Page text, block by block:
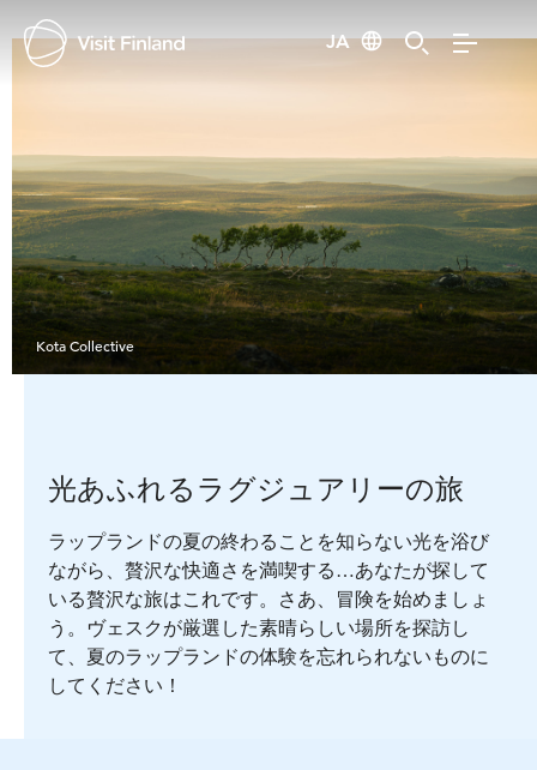
JA
Kota Collective
光あふれるラグジュアリーの旅
ラップランドの夏の終わることを知らない光を浴び
ながら、贅沢な快適さを満喫する…あなたが探して
いる贅沢な旅はこれです。さあ、冒険を始めましょ
う。ヴェスクが厳選した素晴らしい場所を探訪し
て、夏のラップランドの体験を忘れられないものに
してください！